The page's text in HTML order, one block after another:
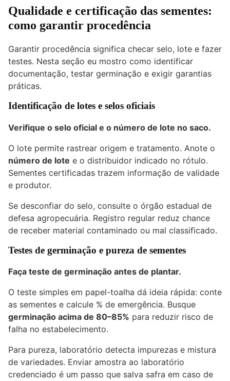
Qualidade e certificação das sementes:
como garantir procedência
Garantir procedência significa checar selo, lote e fazer
testes. Nesta seção eu mostro como identificar
documentação, testar germinação e exigir garantias
práticas.
Identificação de lotes e selos oficiais
Verifique o selo oficial e o número de lote no saco.
O lote permite rastrear origem e tratamento. Anote o
número de lote e o distribuidor indicado no rótulo.
Sementes certificadas trazem informação de validade
e produtor.
Se desconfiar do selo, consulte o órgão estadual de
defesa agropecuária. Registro regular reduz chance
de receber material contaminado ou mal classificado.
Testes de germinação e pureza de sementes
Faça teste de germinação antes de plantar.
O teste simples em papel-toalha dá ideia rápida: conte
as sementes e calcule % de emergência. Busque
germinação acima de 80–85% para reduzir risco de
falha no estabelecimento.
Para pureza, laboratório detecta impurezas e mistura
de variedades. Enviar amostra ao laboratório
credenciado é um passo que salva safra em caso de